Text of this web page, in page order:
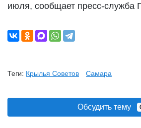
июля, сообщает пресс-служба
Теги: Крылья Советов Самара
Обсудить тему